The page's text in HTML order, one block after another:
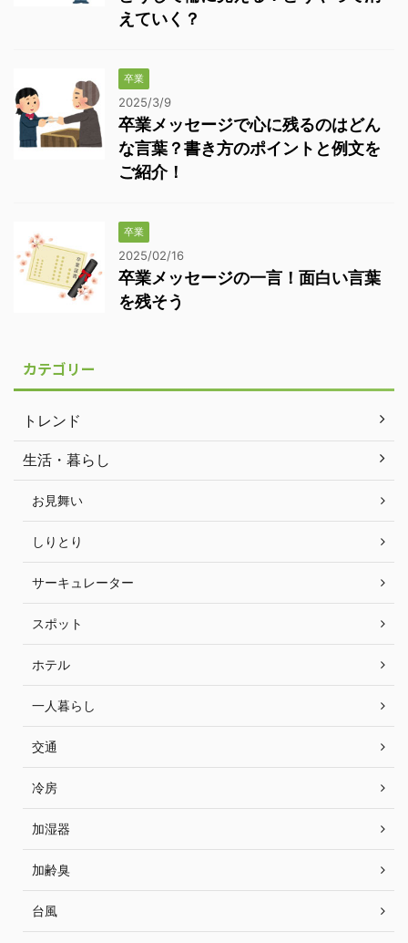
えていく？
卒業
2025/3/9
卒業メッセージで心に残るのはどん
な言葉？書き方のポイントと例文を
ご紹介！
卒業
2025/02/16
卒業メッセージの一言！面白い言葉
を残そう
カテゴリー
トレンド
生活・暮らし
お見舞い
しりとり
サーキュレーター
スポット
ホテル
一人暮らし
交通
冷房
加湿器
加齢臭
台風